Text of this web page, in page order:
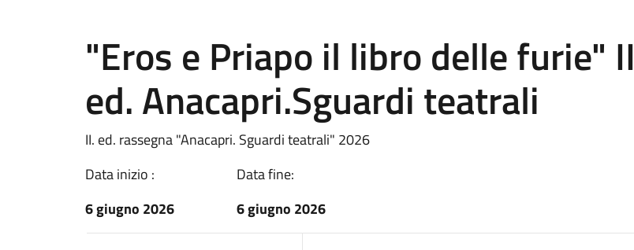
"Eros e Priapo il libro delle furie" II
ed. Anacapri.Sguardi teatrali
II. ed. rassegna "Anacapri. Sguardi teatrali" 2026
Data inizio :
6 giugno 2026
Data fine:
6 giugno 2026